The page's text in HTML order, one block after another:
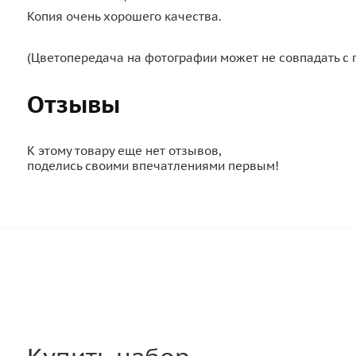
Копия очень хорошего качества.
(Цветопередача на фотографии может не совпадать с
Отзывы
К этому товару еще нет отзывов,
поделись своими впечатлениями первым!